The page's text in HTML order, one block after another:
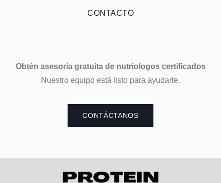
CONTACTO
Obtén asesoría gratuita de nutriologos certificados
Nuestro equipo está listo para ayudarte.
CONTÁCTANOS